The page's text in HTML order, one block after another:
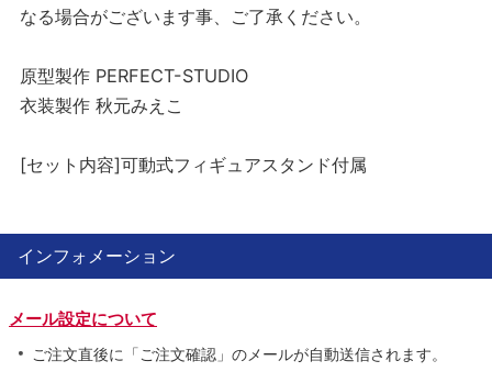
なる場合がございます事、ご了承ください。
原型製作 PERFECT-STUDIO
衣装製作 秋元みえこ
[セット内容]可動式フィギュアスタンド付属
インフォメーション
メール設定について
ご注文直後に「ご注文確認」のメールが自動送信されます。